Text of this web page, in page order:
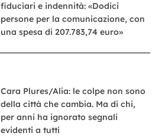
fiduciari e indennità: «Dodici
persone per la comunicazione, con
una spesa di 207.783,74 euro»
Cara Plures/Alia: le colpe non sono
della città che cambia. Ma di chi,
per anni ha ignorato segnali
evidenti a tutti